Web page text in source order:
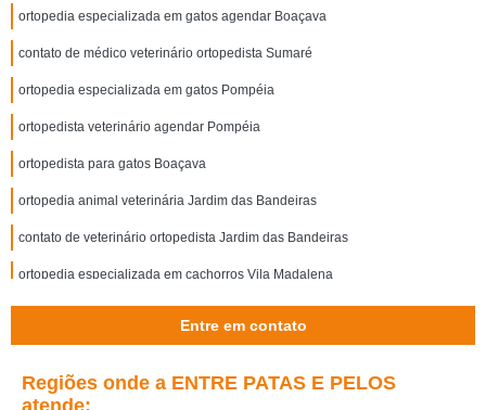
ortopedia especializada em gatos agendar Boaçava
contato de médico veterinário ortopedista Sumaré
ortopedia especializada em gatos Pompéia
ortopedista veterinário agendar Pompéia
ortopedista para gatos Boaçava
ortopedia animal veterinária Jardim das Bandeiras
contato de veterinário ortopedista Jardim das Bandeiras
ortopedia especializada em cachorros Vila Madalena
médico veterinário ortopedista Vila Leopoldina
clínica de ortopedia para cães Jardim Vera Cruz
Entre em contato
Regiões onde a ENTRE PATAS E PELOS
atende: